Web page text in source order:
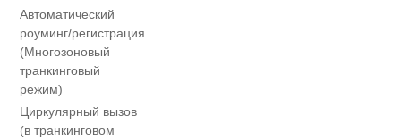
Автоматический
роуминг/регистрация
(Многозоновый
транкинговый
режим)
Циркулярный вызов
(в транкинговом